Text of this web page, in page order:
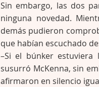
Sin embargo, las dos
ninguna novedad.
demás pudieron
que habían escuchado
–Si el búnker estuviera
susurró McKenna, sin
afirmaron en silencio